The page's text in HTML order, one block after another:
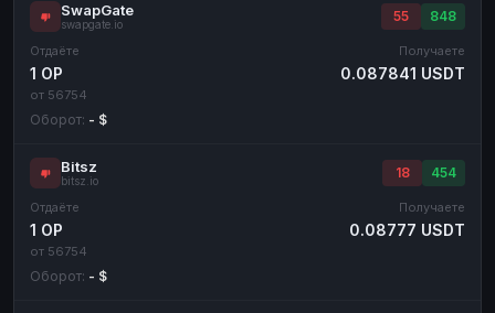
SwapGate
swapgate.io
55 848
Отдаёте
1 OP
от 56754
Получаете
0.087841 USDT
Оборот: - $
Bitsz
bitsz.io
18 454
Отдаёте
1 OP
от 56754
Получаете
0.08777 USDT
Оборот: - $